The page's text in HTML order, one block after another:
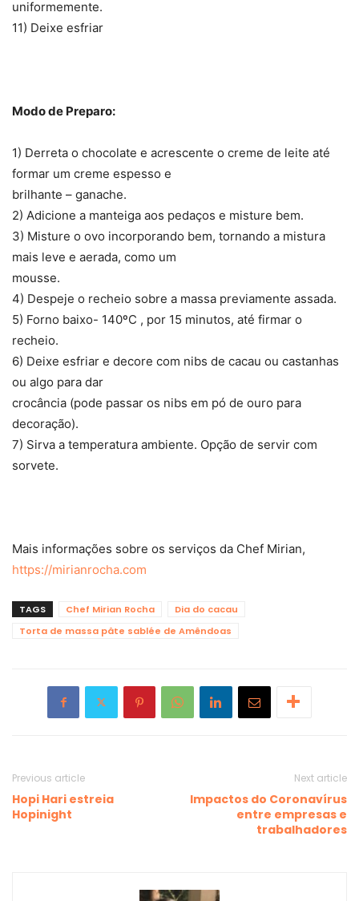
uniformemente.
11) Deixe esfriar
Modo de Preparo:
1) Derreta o chocolate e acrescente o creme de leite até
formar um creme espesso e
brilhante – ganache.
2) Adicione a manteiga aos pedaços e misture bem.
3) Misture o ovo incorporando bem, tornando a mistura
mais leve e aerada, como um
mousse.
4) Despeje o recheio sobre a massa previamente assada.
5) Forno baixo- 140ºC , por 15 minutos, até firmar o
recheio.
6) Deixe esfriar e decore com nibs de cacau ou castanhas
ou algo para dar
crocância (pode passar os nibs em pó de ouro para
decoração).
7) Sirva a temperatura ambiente. Opção de servir com
sorvete.
Mais informações sobre os serviços da Chef Mirian,
https://mirianrocha.com
TAGS Chef Mirian Rocha
Dia do cacau
Torta de massa pâte sablée de Amêndoas
Previous article
Hopi Hari estreia
Hopinight
Next article
Impactos do Coronavírus
entre empresas e
trabalhadores